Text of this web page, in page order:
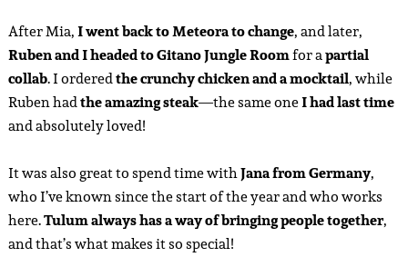
After Mia,I went back to Meteora to change, and later,
Ruben and I headed to Gitano Jungle Roomfor apartial
collab. I orderedthe crunchy chicken and a mocktail, while
Ruben hadthe amazing steak—the same oneI had last time
and absolutely loved!
It was also great to spend time withJana from Germany,
who I’ve known since the start of the year and who works
here.Tulum always has a way of bringing people together,
and that’s what makes it so special!